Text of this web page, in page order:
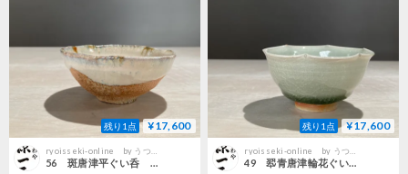
残り1点 ¥17,600
56 斑唐津平ぐい呑 岡本作礼
残り1点 ¥17,600
49 翆青唐津輪花ぐい呑 岡本作礼